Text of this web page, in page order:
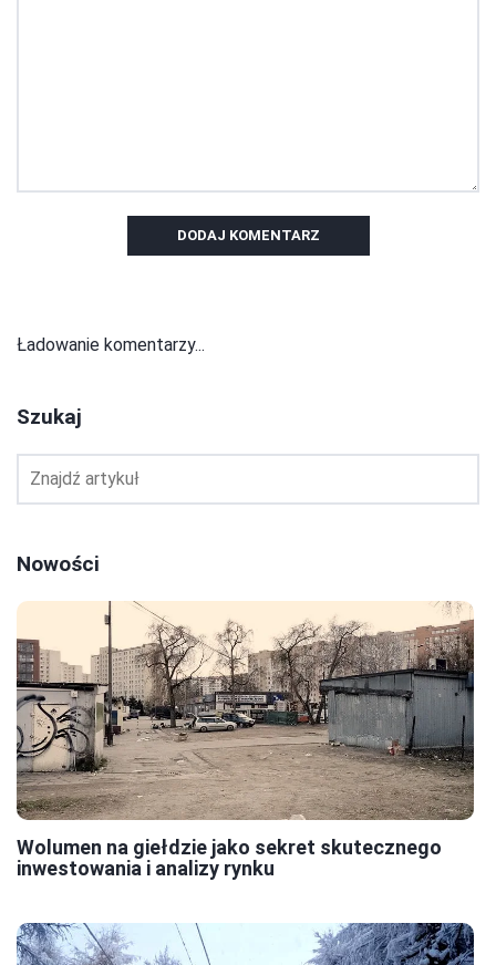
DODAJ KOMENTARZ
Ładowanie komentarzy...
Szukaj
Nowości
Wolumen na giełdzie jako sekret skutecznego
inwestowania i analizy rynku